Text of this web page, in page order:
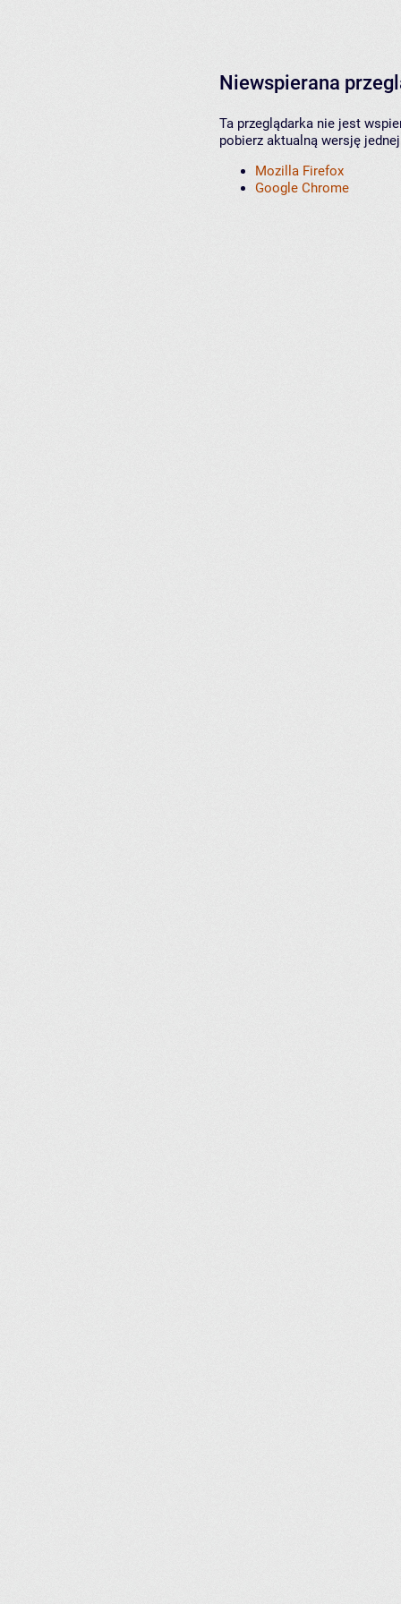
Niewspierana
Ta przeglądarka nie jest
pobierz aktualną wersję
Mozilla Firefox
Google Chrome